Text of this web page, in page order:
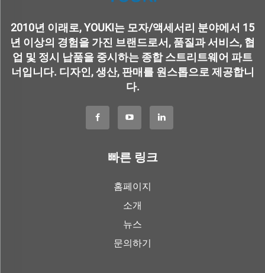
2010년 이래로, YOUKI는 모자/액세서리 분야에서 15
년 이상의 경험을 가진 브랜드로서, 품질과 서비스, 협
업 및 정시 납품을 중시하는 종합 스트리트웨어 파트
너입니다. 디자인, 생산, 판매를 원스톱으로 제공합니
다.
빠른 링크
홈페이지
소개
뉴스
문의하기